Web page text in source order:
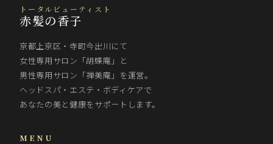
トータルビューティスト
赤髪の香子
京都上京区・寺町今出川にて
女性専用サロン「胡蝶庵」と
男性専用サロン「禅美庵」を運営。
ヘッドスパ・エステ・ボディケアで
あなたの美と健康をサポートします。
MENU